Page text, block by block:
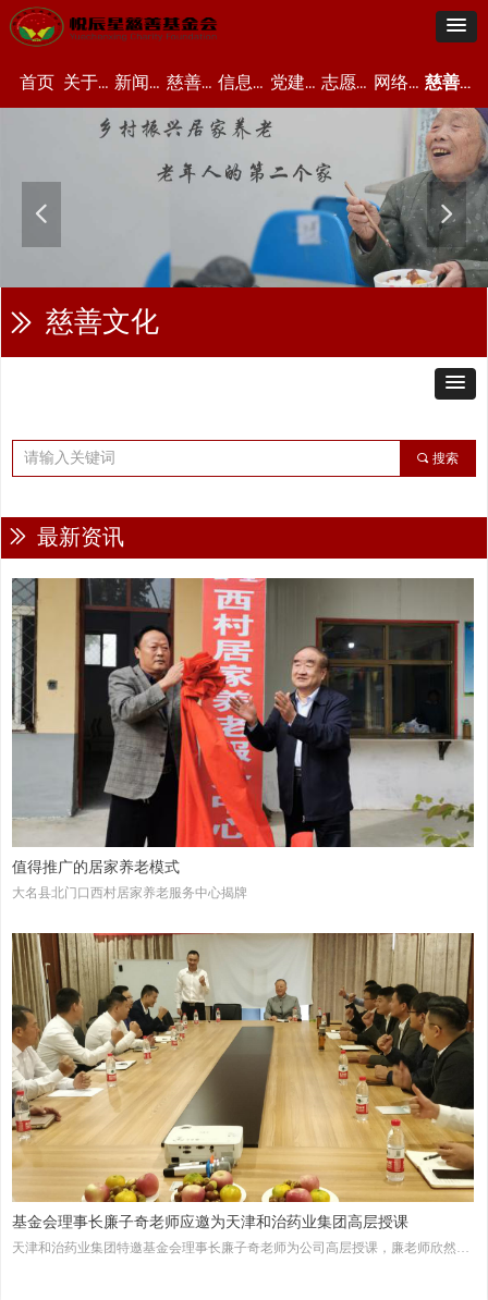
넳 넲
首页 关于我们 新闻资讯 慈善项目 信息公开 党建资讯 志愿者中心 网络众筹 慈善文化
ꅀ 最新资讯
值得推广的居家养老模式
大名县北门口西村居家养老服务中心揭牌
基金会理事长廉子奇老师应邀为天津和治药业集团高层授课
天津和治药业集团特邀基金会理事长廉子奇老师为公司高层授课，廉老师欣然应
끠 搜索
ꅀ 慈善文化